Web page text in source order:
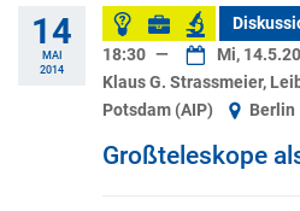
14
MAI
2014
18:30 — Mi,
Klaus G. Strassmeier,
Potsdam (AIP)
Berlin
Großteleskope